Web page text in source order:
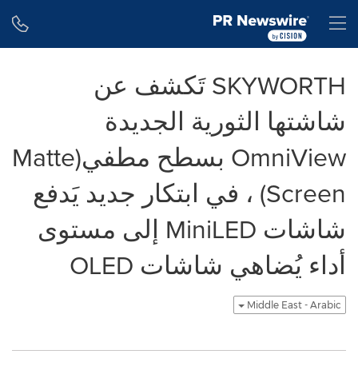
SKYWORTH تَكشف عن
شاشتها الثورية الجديدة
OmniView بسطح مطفي(Matte
Screen) ، في ابتكار جديد يَدفع
شاشات MiniLED إلى مستوى
أداء يُضاهي شاشات OLED
Middle East - Arabic